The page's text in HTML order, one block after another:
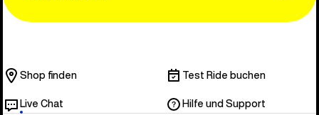
Shop finden Test Ride buchen
Live Chat Hilfe und Support